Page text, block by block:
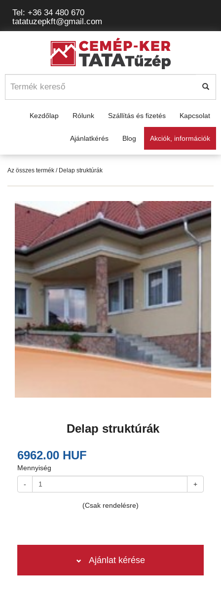
Tel: +36 34 480 670
tatatuzepkft@gmail.com
Kezdőlap Rólunk Szállítás és fizetés Kapcsolat
Ajánlatkérés Blog Akciók, információk
Az összes termék / Delap struktúrák
Delap struktúrák
6962.00 HUF
Mennyiség
- +
(Csak rendelésre)
Ajánlat kérése